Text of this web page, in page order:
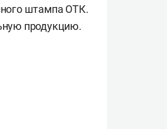
штампа ОТК.
продукцию.